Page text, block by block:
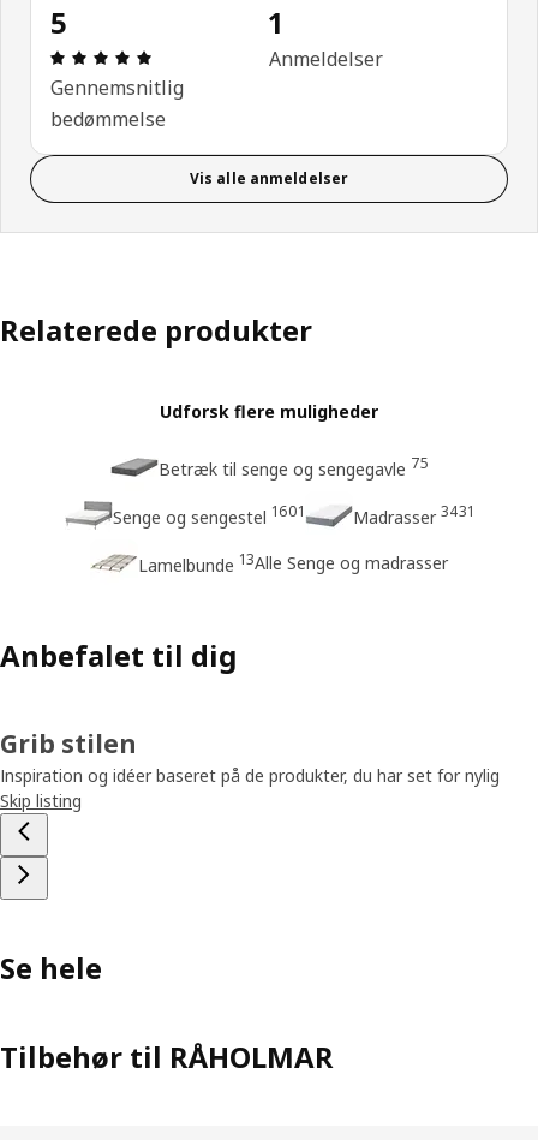
5
Anmeldelse: 5 Ud af 5 Stjerner. Anmeldelser i alt:
Gennemsnitlig
bedømmelse
1
Anmeldelser
Vis alle anmeldelser
Relaterede produkter
Udforsk flere muligheder
Betræk til senge og sengegavle 75
Senge og sengestel 1601 Madrasser 3431
Lamelbunde 13Alle Senge og madrasser
Anbefalet til dig
Grib stilen
Inspiration og idéer baseret på de produkter, du har set for nylig
Skip listing
Se hele
Tilbehør til RÅHOLMAR